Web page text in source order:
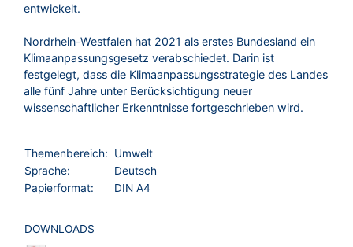
entwickelt.
Nordrhein-Westfalen hat 2021 als erstes Bundesland ein
Klimaanpassungsgesetz verabschiedet. Darin ist
festgelegt, dass die Klimaanpassungsstrategie des Landes
alle fünf Jahre unter Berücksichtigung neuer
wissenschaftlicher Erkenntnisse fortgeschrieben wird.
Themenbereich:
Umwelt
Sprache:
Deutsch
Papierformat:
DIN A4
DOWNLOADS